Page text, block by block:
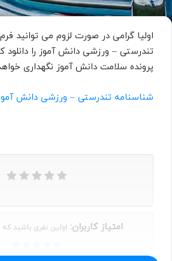
اولیا گرامی در صورت لزوم می توانید
تندرستی – ورزشی دانش آموز را دانلود
پرونده سلامت دانش آموز نگهداری
شناسنامه تندرستی – ورزشی دانش
امتیاز کاربران: اولین نفری باشید